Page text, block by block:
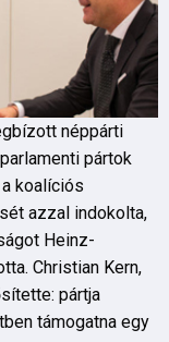
néppárti
pártok
koalíciós
azzal indokolta,
Heinz-
Christian Kern,
pártja
támogatna egy